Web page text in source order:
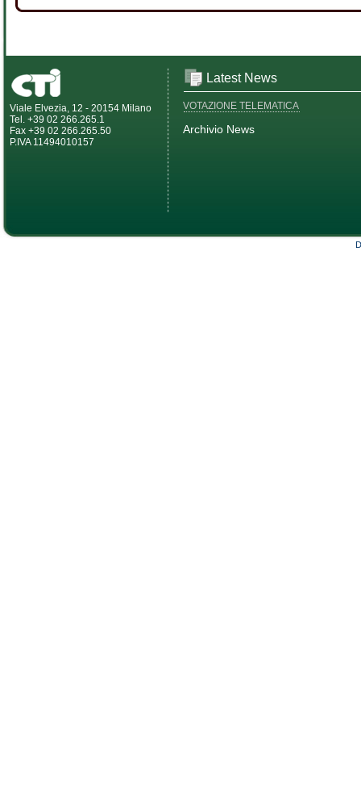
Viale Elvezia, 12 - 20154 Milano
Tel. +39 02 266.265.1
Fax +39 02 266.265.50
P.IVA 11494010157
Latest News
VOTAZIONE TELEMATICA
Archivio News